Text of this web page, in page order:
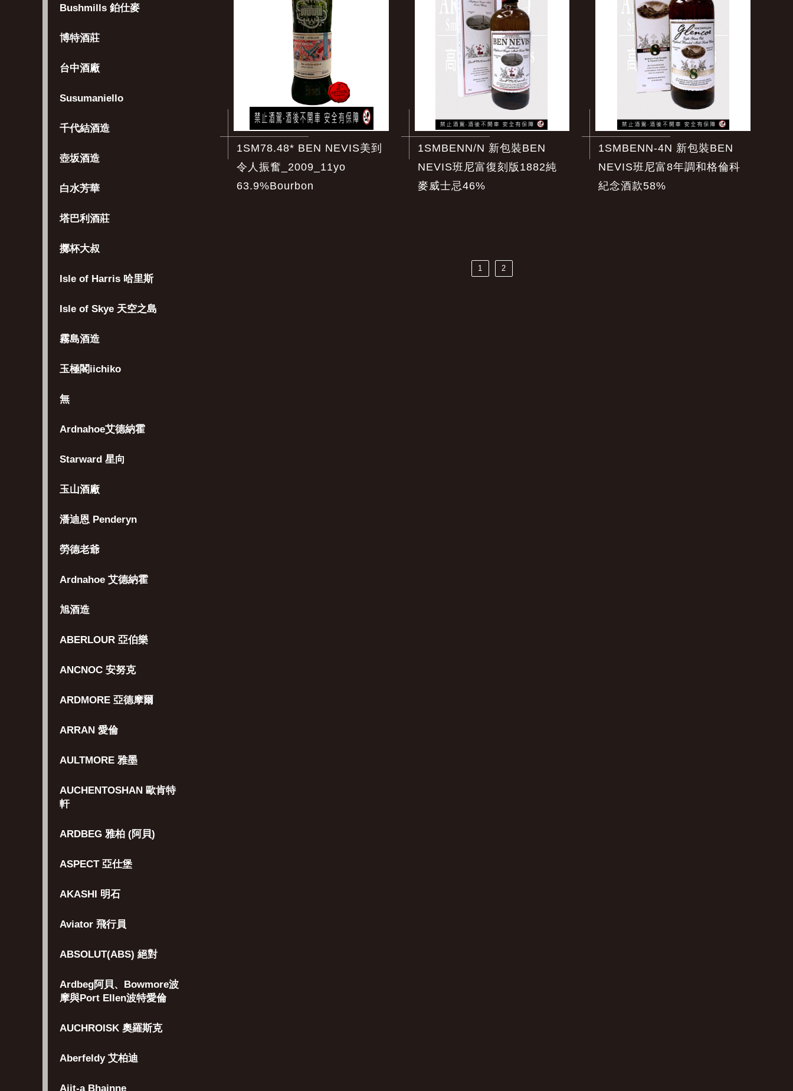
Bushmills 鉑仕麥
博特酒莊
台中酒廠
Susumaniello
千代結酒造
壺坂酒造
白水芳華
塔巴利酒莊
擲杯大叔
Isle of Harris 哈里斯
Isle of Skye 天空之島
霧島酒造
玉極閣iichiko
無
Ardnahoe艾德納霍
Starward 星向
玉山酒廠
潘迪恩 Penderyn
勞德老爺
Ardnahoe 艾德納霍
旭酒造
ABERLOUR 亞伯樂
ANCNOC 安努克
ARDMORE 亞德摩爾
ARRAN 愛倫
AULTMORE 雅墨
AUCHENTOSHAN 歐肯特
軒
ARDBEG 雅柏 (阿貝)
ASPECT 亞仕堡
AKASHI 明石
Aviator 飛行員
ABSOLUT(ABS) 絕對
Ardbeg阿貝、Bowmore波
摩與Port Ellen波特愛倫
AUCHROISK 奧羅斯克
Aberfeldy 艾柏迪
Aiit-a Bhainne
1SM78.48* BEN NEVIS美到
令人振奮_2009_11yo
63.9%Bourbon
1SMBENN/N 新包裝BEN
NEVIS班尼富復刻版1882純
麥威士忌46%
1SMBENN-4N 新包裝BEN
NEVIS班尼富8年調和格倫科
紀念酒款58%
1 2